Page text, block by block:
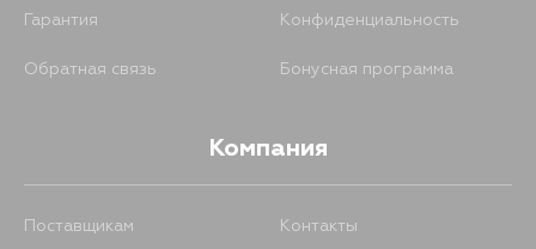
Гарантия Конфиденциальность
Обратная связь Бонусная программа
Компания
Поставщикам Контакты